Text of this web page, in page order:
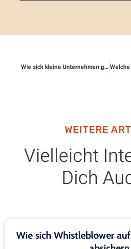
Wie sich kleine Unternehmen gegen Klagen absichern
WEITERE
Vielleicht
Dich
Wie sich Whistleblower